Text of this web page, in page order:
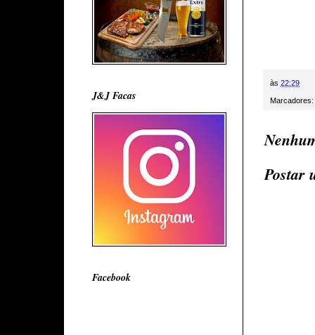
às 22:29
Marcadores:
Postar
J&J Facas
Facebook